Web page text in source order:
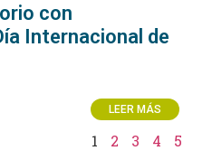
con
Internacional de
LEER MÁS
1 2 3 4 5